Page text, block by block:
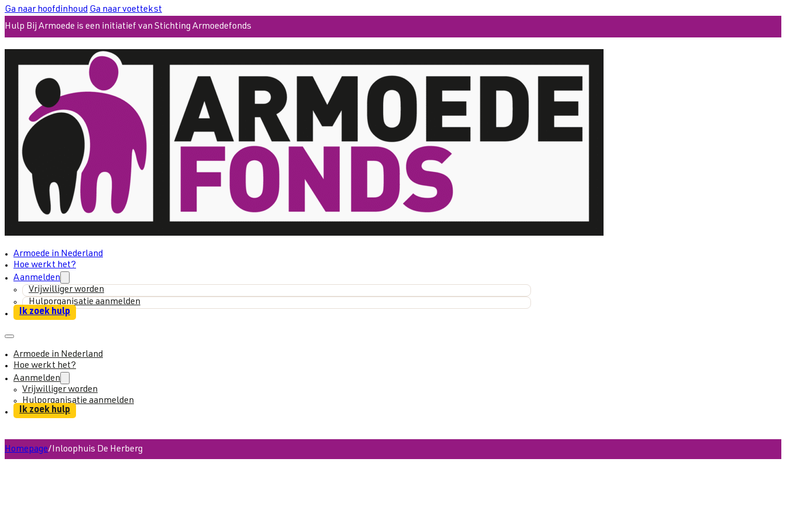
Ga naar hoofdinhoud Ga naar voettekst
Hulp Bij Armoede is een initiatief van Stichting Armoedefonds
Armoede in Nederland
Hoe werkt het?
Aanmelden
Vrijwilliger worden
Hulporganisatie aanmelden
Ik zoek hulp
Armoede in Nederland
Hoe werkt het?
Aanmelden
Vrijwilliger worden
Hulporganisatie aanmelden
Ik zoek hulp
Homepage/Inloophuis De Herberg